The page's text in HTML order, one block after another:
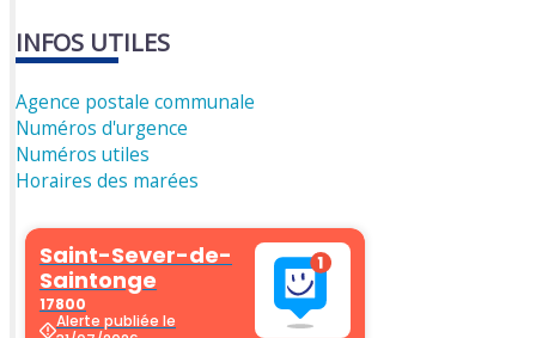
INFOS UTILES
Agence postale communale
Numéros d'urgence
Numéros utiles
Horaires des marées